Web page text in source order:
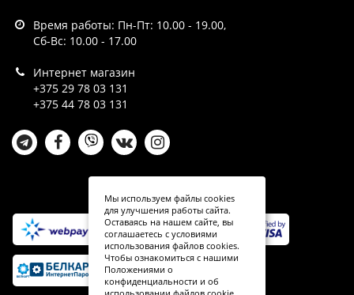
Время работы: Пн-Пт: 10.00 - 19.00,
Сб-Вс: 10.00 - 17.00
Интернет магазин
+375 29 78 03 131
+375 44 78 03 131
Мы используем файлы cookies
для улучшения работы сайта.
Оставаясь на нашем сайте, вы
соглашаетесь с условиями
использования файлов cookies.
Чтобы ознакомиться с нашими
Положениями о
конфиденциальности и об